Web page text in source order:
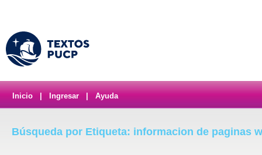
Inicio Ingresar Ayuda
Búsqueda por Etiqueta: informacion de paginas